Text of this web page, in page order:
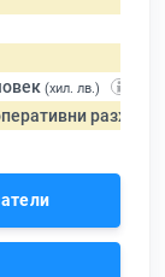
(хил. лв.)
разходи